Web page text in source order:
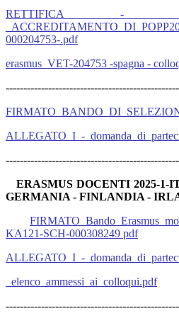
RETTIFICA -
000204753-.pdf
erasmus_VET-204753 -spagna -
ALLEGATO_I_-
ERASMUS DOCENTI 2025-1-
GERMANIA - FINLANDIA -
KA121-SCH-000308249 pdf
ALLEGATO_I_-
_elenco_ammessi_ai_colloqui.pdf